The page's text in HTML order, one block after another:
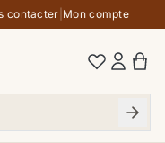
contacter Mon compte